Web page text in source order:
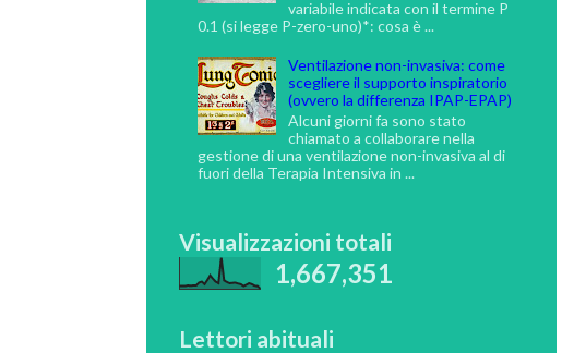
variabile indicata con il termine P
0.1 (si legge P-zero-uno)*: cosa è ...
Ventilazione non-invasiva: come
scegliere il supporto inspiratorio
(ovvero la differenza IPAP-EPAP)
Alcuni giorni fa sono stato
chiamato a collaborare nella
gestione di una ventilazione non-invasiva al di
fuori della Terapia Intensiva in ...
Visualizzazioni totali
1,667,351
Lettori abituali